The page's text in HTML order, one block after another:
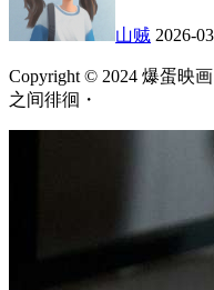
山贼 2026-
Copyright © 2024 爆蛋映
之间徘徊・